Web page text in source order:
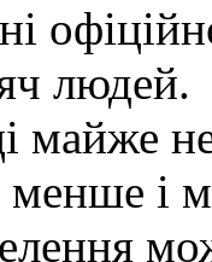
людей.
майже
менше